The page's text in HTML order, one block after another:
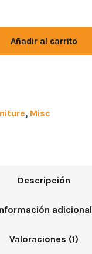
Añadir al carrito
, Misc
Descripción
adicional
Valoraciones (1)